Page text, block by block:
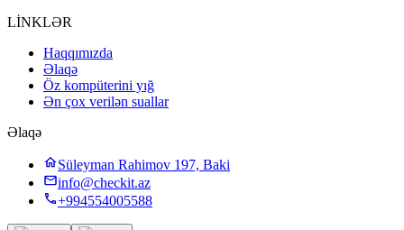
LİNKLƏR
Haqqımızda
Əlaqə
Öz kompüterini yığ
Ən çox verilən suallar
Əlaqə
Süleyman Rahimov 197, Baki
info@checkit.az
+994554005588